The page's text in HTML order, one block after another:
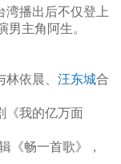
湾播出后不仅登上
主角阿生。
依晨、 汪东城合
《我的亿万面
《畅一首歌》，